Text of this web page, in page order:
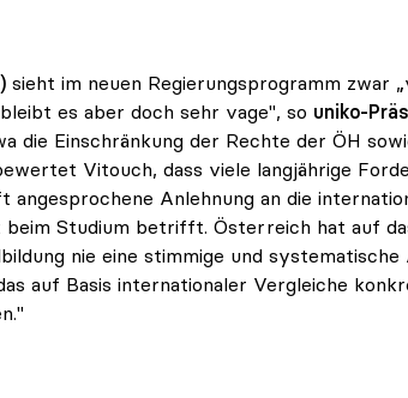
sieht im neuen Regierungsprogramm zwar
es aber doch sehr vage", so uniko-
die Einschränkung der Rechte der ÖH
Vitouch, dass viele langjährige
angesprochene Anlehnung an die
Studium betrifft. Österreich hat auf
nie eine stimmige und
auf Basis internationaler Vergleiche
„sehr vage\"